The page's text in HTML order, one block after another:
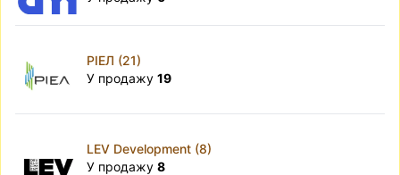
РІЕЛ (21)
У продажу 19
LEV Development (8)
У продажу 8